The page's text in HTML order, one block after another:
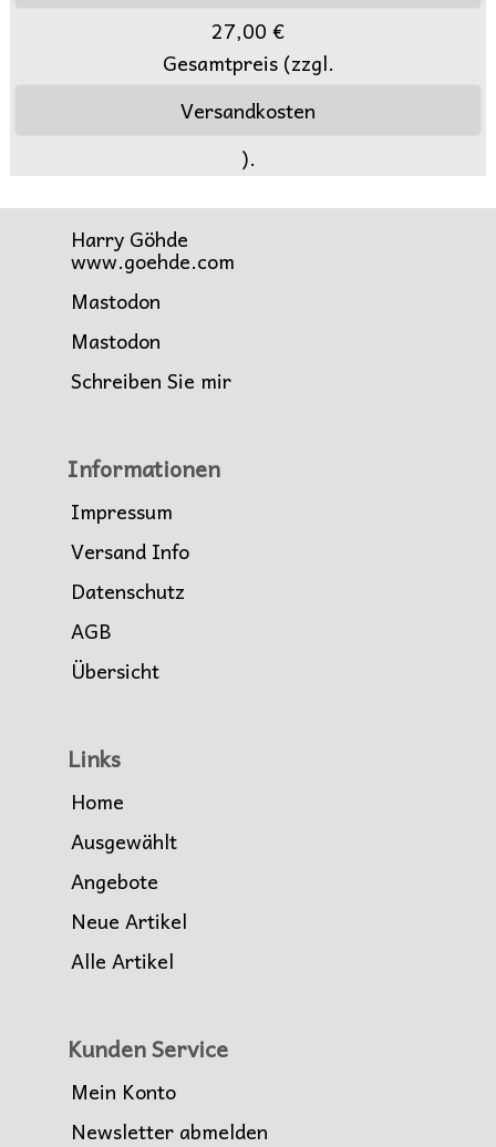
27,00 €
Gesamtpreis (zzgl.
Versandkosten
).
Harry Göhde
www.goehde.com
Mastodon
Mastodon
Schreiben Sie mir
Informationen
Impressum
Versand Info
Datenschutz
AGB
Übersicht
Links
Home
Ausgewählt
Angebote
Neue Artikel
Alle Artikel
Kunden Service
Mein Konto
Newsletter abmelden